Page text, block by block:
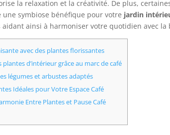
la relaxation et la créativité. De plus,
symbiose bénéfique pour votre jardin
ainsi à harmoniser votre quotidien avec
avec des plantes florissantes
d’intérieur grâce au marc de café
légumes et arbustes adaptés
Idéales pour Votre Espace Café
Entre Plantes et Pause Café